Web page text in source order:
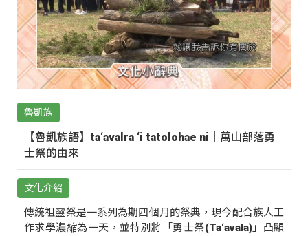
魯凱族
【魯凱族語】ta‘avalra ‘i tatolohae ni｜萬山部落勇
士祭的由來
文化介紹
傳統祖靈祭是一系列為期四個月的祭典，現今配合族人工
作求學濃縮為一天，並特別將「勇士祭(Ta‘avala)」凸顯